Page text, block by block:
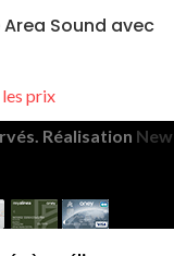
Sound avec
prix
Réalisation New